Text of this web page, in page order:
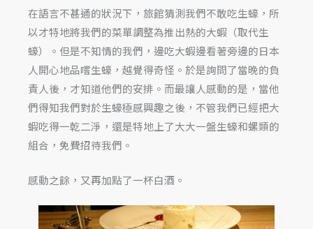
在語言不甚通的狀況下，旅館猜測我們不敢吃生蠔，所
以才特地將我們的菜單調整為推出熱的大蝦（取代生
蠔）。但是不知情的我們，邊吃大蝦邊看著旁邊的日本
人開心地品嚐生蠔，越覺得奇怪。於是詢問了當晚的負
責人後，才知道他們的安排。而最讓人感動的是，當他
們得知我們對於生蠔極感興趣之後，不管我們已經把大
蝦吃得一乾二淨，還是特地上了大大一盤生蠔和螺類的
組合，免費招待我們。
感動之餘，又再加點了一杯白酒。